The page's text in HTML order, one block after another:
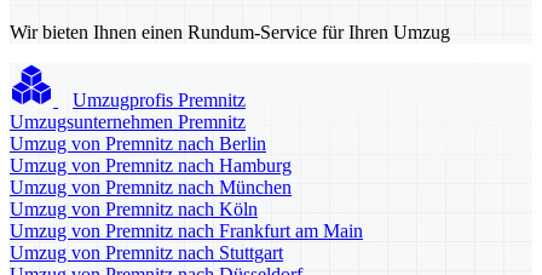
Wir bieten Ihnen einen Rundum-Service für Ihren Umzug
Umzugprofis Premnitz
Umzugsunternehmen Premnitz
Umzug von Premnitz nach Berlin
Umzug von Premnitz nach Hamburg
Umzug von Premnitz nach München
Umzug von Premnitz nach Köln
Umzug von Premnitz nach Frankfurt am Main
Umzug von Premnitz nach Stuttgart